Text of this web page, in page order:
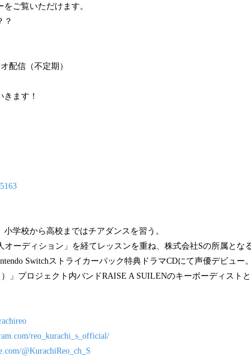
ご覧いただけます。
？
配信（不定期）
ます！
学校から高校まではチアダンスを習う。
ーディション」を経てレッスンを重ね、株式会社Sの所属となる
Switchストライカーパック特典ドラマCDにて声優デビュー。
」プロジェクト内バンドRAISE A SUILENのキーボーディスト
reo_kurachi_s_official/
@KurachiReo_ch_S